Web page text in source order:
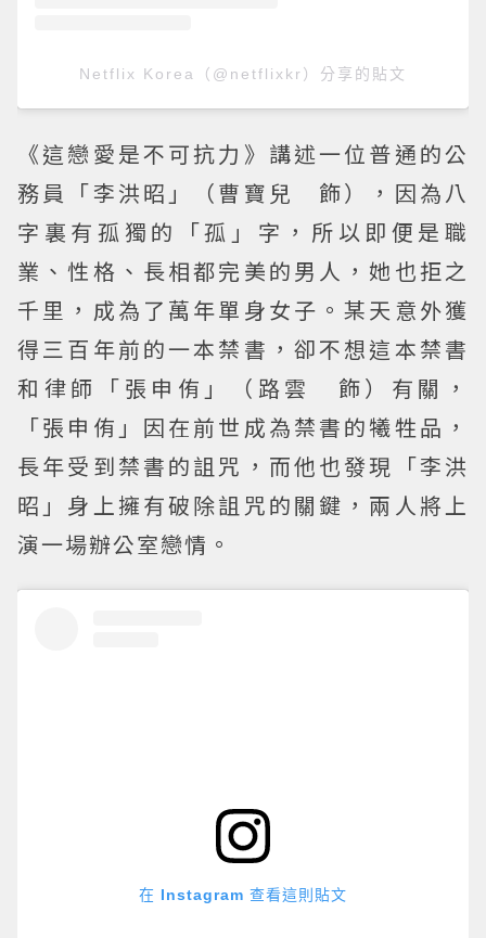
Netflix Korea（@netflixkr）分享的貼文
《這戀愛是不可抗力》講述一位普通的公
務員「李洪昭」（曹寶兒 飾），因為八
字裏有孤獨的「孤」字，所以即便是職
業、性格、長相都完美的男人，她也拒之
千里，成為了萬年單身女子。某天意外獲
得三百年前的一本禁書，卻不想這本禁書
和律師「張申侑」（路雲 飾）有關，
「張申侑」因在前世成為禁書的犧牲品，
長年受到禁書的詛咒，而他也發現「李洪
昭」身上擁有破除詛咒的關鍵，兩人將上
演一場辦公室戀情。
在 Instagram 查看這則貼文